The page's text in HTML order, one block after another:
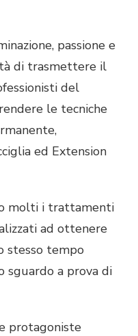
passione e
di trasmettere il
del
le tecniche
ed Extension
molti i trattamenti
ad ottenere
stesso tempo
sguardo a prova di
protagoniste